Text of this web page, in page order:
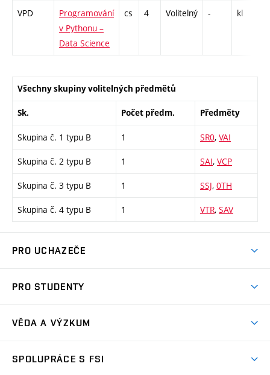
VPD
Programování
v Pythonu –
Data Science
cs 4 Volitelný - kl
Všechny skupiny volitelných předmětů
Sk. Počet předm. Předměty
Skupina č. 1 typu B 1 SR0, VAI
Skupina č. 2 typu B 1 SAI, VCP
Skupina č. 3 typu B 1 SSJ, 0TH
Skupina č. 4 typu B 1 VTR, SAV
PRO UCHAZEČE
Ambasadoři studia
Zápisy
PRO STUDENTY
Studijní předpisy
VĚDA A VÝZKUM
SPOLUPRÁCE S FSI